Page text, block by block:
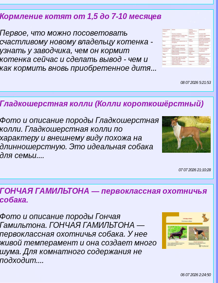
Кормление котят от 1,5 до 7-10 месяцев
Первое, что можно посоветовать
счастливому новому владельцу котенка -
узнать у заводчика, чем он кормит
котенка сейчас и сделать вывод - чем и
как кормить вновь приобретенное дитя...
08 07 2026 5:21:53
Гладкошерстная колли (Колли короткошёрстный)
Фото и описание породы Гладкошерстная
колли. Гладкошерстная колли по
хаpaктеру и внешнему виду похожа на
длинношерстную. Это идеальная собака
для семьи....
07 07 2026 21:10:28
ГОНЧАЯ ГАМИЛЬТОНА — первоклассная охотничья
собака.
Фото и описание породы Гончая
Гамильтона. ГОНЧАЯ ГАМИЛЬТОНА —
первоклассная охотничья собака. У нее
живой темперамент и она создает много
шума. Для комнатного содержания не
подходит....
06 07 2026 2:24:50